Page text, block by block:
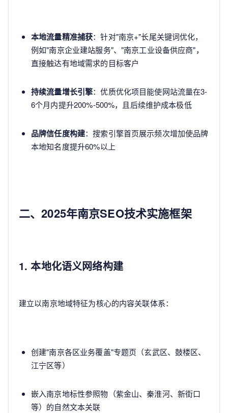
本地流量精准捕获：针对"南京+"长尾关键词优化，
例如"南京企业建站服务"、"南京工业设备供应商"，
直接触达有地域需求的目标客户
持续流量增长引擎：优质优化项目能使网站流量在3-
6个月内提升200%-500%，且后续维护成本极低
品牌信任度构建：搜索引擎首页展示频次增加使品牌
本地知名度提升60%以上
二、2025年南京SEO技术实施框架
1. 本地化语义网络构建
建立以南京地域特征为核心的内容关联体系：
创建"南京各区业务覆盖"专题页（玄武区、鼓楼区、
江宁区等）
嵌入南京地标性参照物（紫金山、秦淮河、新街口
等）的自然文本关联